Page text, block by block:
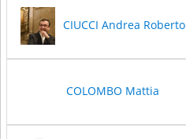
CIUCCI Andrea Roberto
COLOMBO Mattia